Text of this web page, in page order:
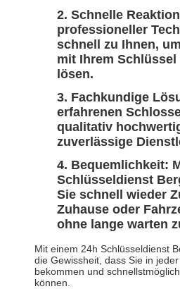
Schnelle
professioneller
schnell zu Ihnen,
mit Ihrem
lösen.
Fachkundige
erfahrenen
qualitativ
zuverlässige
Bequemlichkeit:
Schlüsseldienst
Sie schnell wieder
Zuhause oder
ohne lange warten
Mit einem 24h Schlüsseldienst
die Gewissheit, dass Sie in
bekommen und
können.